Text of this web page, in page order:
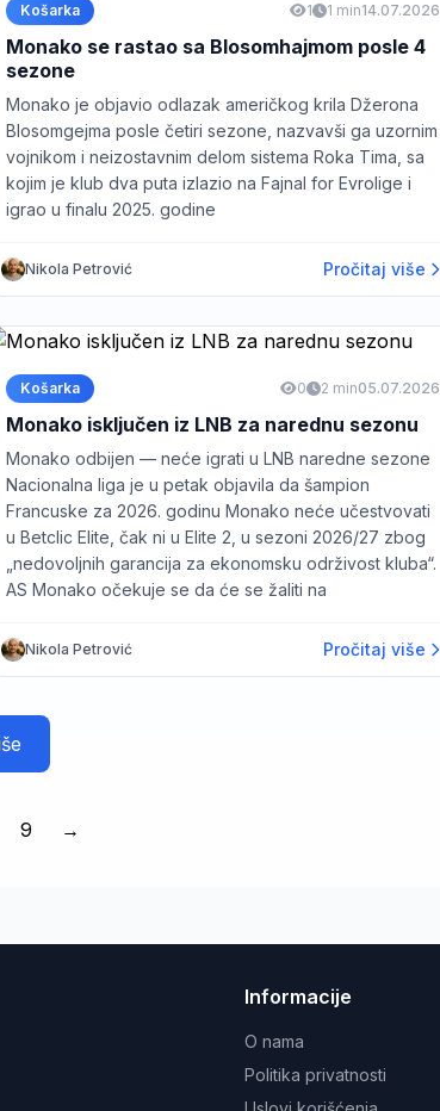
Košarka 1 1 min14.07.2026
Monako se rastao sa Blosomhajmom posle 4
sezone
Monako je objavio odlazak američkog krila Džerona
Blosomgejma posle četiri sezone, nazvavši ga uzornim
vojnikom i neizostavnim delom sistema Roka Tima, sa
kojim je klub dva puta izlazio na Fajnal for Evrolige i
igrao u finalu 2025. godine
Nikola Petrović Pročitaj više
Košarka 0 2 min05.07.2026
Monako isključen iz LNB za narednu sezonu
Monako odbijen — neće igrati u LNB naredne sezone
Nacionalna liga je u petak objavila da šampion
Francuske za 2026. godinu Monako neće učestvovati
u Betclic Elite, čak ni u Elite 2, u sezoni 2026/27 zbog
„nedovoljnih garancija za ekonomsku održivost kluba“.
AS Monako očekuje se da će se žaliti na
Nikola Petrović Pročitaj više
9 →
Informacije
O nama
Politika privatnosti